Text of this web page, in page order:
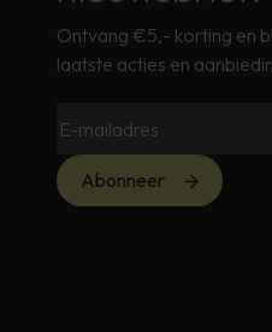
Ontvang €5,- korting en
laatste acties en
Abonneer